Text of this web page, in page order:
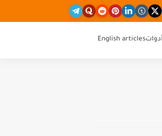
أدواتEnglish articles